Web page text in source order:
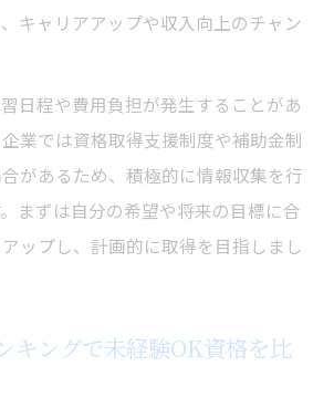
キャリアアップや収入向上のチャン
日程や費用負担が発生することがあ
業では資格取得支援制度や補助金制
があるため、積極的に情報収集を行
まずは自分の希望や将来の目標に合
ップし、計画的に取得を目指しまし
キングで未経験OK資格を比